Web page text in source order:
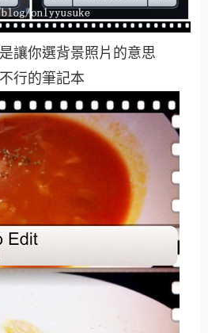
讓你選背景照片的意思
行的筆記本